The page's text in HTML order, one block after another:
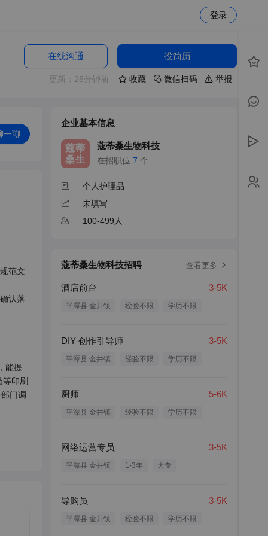
登录
在线沟通 投简历
更新：25分钟前 收藏 微信扫码 举报
一聊
范文
认落
能提
印刷
门调
企业基本信息
蔻蒂
桑生
蔻蒂桑生物科技
在招职位 7 个
个人护理品
未填写
100-499人
蔻蒂桑生物科技招聘 查看更多
酒店前台 3-5K
平潭县 金井镇 经验不限 学历不限
DIY 创作引导师 3-5K
平潭县 金井镇 经验不限 学历不限
厨师 5-6K
平潭县 金井镇 经验不限 学历不限
网络运营专员 3-5K
平潭县 金井镇 1-3年 大专
导购员 3-5K
平潭县 金井镇 经验不限 学历不限